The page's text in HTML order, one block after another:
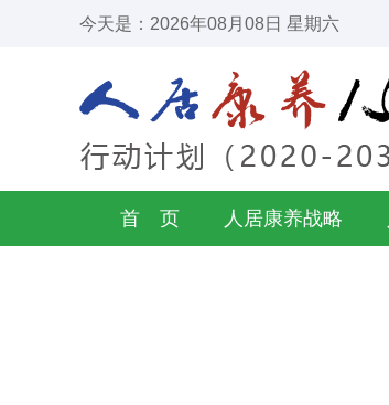
今天是：2026年08月08日 星期六
首 页 人居康养战略